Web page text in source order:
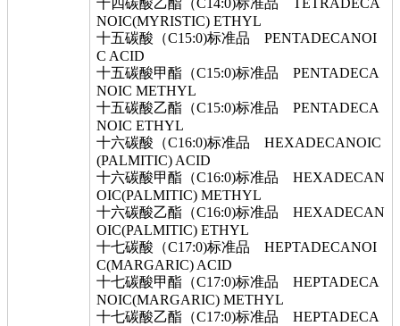
十四碳酸乙酯（C14:0)标准品 TETRADECA
NOIC(MYRISTIC) ETHYL
十五碳酸（C15:0)标准品 PENTADECANOI
C ACID
十五碳酸甲酯（C15:0)标准品 PENTADECA
NOIC METHYL
十五碳酸乙酯（C15:0)标准品 PENTADECA
NOIC ETHYL
十六碳酸（C16:0)标准品 HEXADECANOIC
(PALMITIC) ACID
十六碳酸甲酯（C16:0)标准品 HEXADECAN
OIC(PALMITIC) METHYL
十六碳酸乙酯（C16:0)标准品 HEXADECAN
OIC(PALMITIC) ETHYL
十七碳酸（C17:0)标准品 HEPTADECANOI
C(MARGARIC) ACID
十七碳酸甲酯（C17:0)标准品 HEPTADECA
NOIC(MARGARIC) METHYL
十七碳酸乙酯（C17:0)标准品 HEPTADECA